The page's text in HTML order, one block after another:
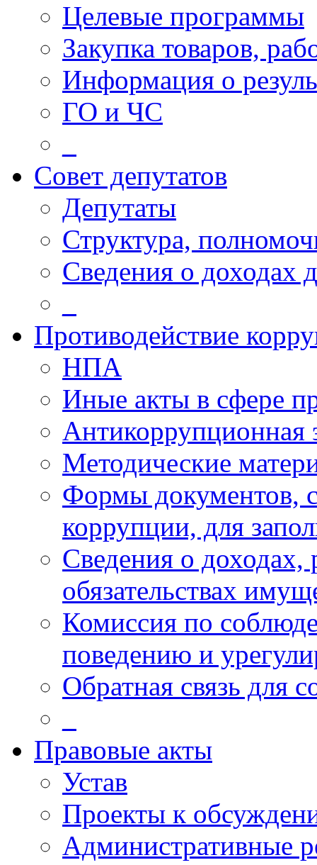
Целевые программы
Закупка товаров,
Информация о
ГО и ЧС
Совет депутатов
Депутаты
Структура,
Сведения о доходах
Противодействие
НПА
Иные акты в сфере
Антикоррупционная
Методические
Формы документов,
коррупции, для
Сведения о доходах,
обязательствах
Комиссия по
поведению и
Обратная связь для
Правовые акты
Устав
Проекты к
Административные